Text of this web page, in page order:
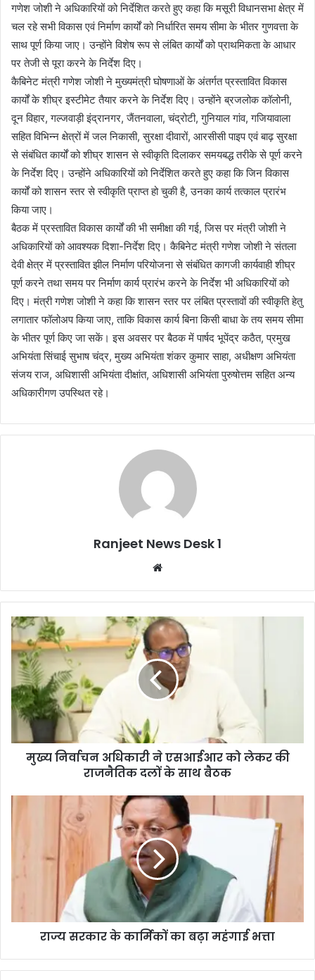
गणेश जोशी ने अधिकारियों को निर्देशित करते हुए कहा कि मसूरी विधानसभा क्षेत्र में
चल रहे सभी विकास एवं निर्माण कार्यों को निर्धारित समय सीमा के भीतर गुणवत्ता के
साथ पूर्ण किया जाए। उन्होंने विशेष रूप से लंबित कार्यों को प्राथमिकता के आधार
पर तेजी से पूरा करने के निर्देश दिए।
कैबिनेट मंत्री गणेश जोशी ने मुख्यमंत्री घोषणाओं के अंतर्गत प्रस्तावित विकास
कार्यों के शीघ्र इस्टीमेट तैयार करने के निर्देश दिए। उन्होंने ब्रजलोक कॉलोनी,
दून विहार, गल्जवाड़ी इंद्रानगर, जैंतनवाला, चंद्रोटी, गुनियाल गांव, गजियावाला
सहित विभिन्न क्षेत्रों में जल निकासी, सुरक्षा दीवारों, आरसीसी पाइप एवं बाढ़ सुरक्षा
से संबंधित कार्यों को शीघ्र शासन से स्वीकृति दिलाकर समयबद्ध तरीके से पूर्ण करने
के निर्देश दिए। उन्होंने अधिकारियों को निर्देशित करते हुए कहा कि जिन विकास
कार्यों को शासन स्तर से स्वीकृति प्राप्त हो चुकी है, उनका कार्य तत्काल प्रारंभ
किया जाए।
बैठक में प्रस्तावित विकास कार्यों की भी समीक्षा की गई, जिस पर मंत्री जोशी ने
अधिकारियों को आवश्यक दिशा-निर्देश दिए। कैबिनेट मंत्री गणेश जोशी ने संतला
देवी क्षेत्र में प्रस्तावित झील निर्माण परियोजना से संबंधित कागजी कार्यवाही शीघ्र
पूर्ण करने तथा समय पर निर्माण कार्य प्रारंभ करने के निर्देश भी अधिकारियों को
दिए। मंत्री गणेश जोशी ने कहा कि शासन स्तर पर लंबित प्रस्तावों की स्वीकृति हेतु
लगातार फॉलोअप किया जाए, ताकि विकास कार्य बिना किसी बाधा के तय समय सीमा
के भीतर पूर्ण किए जा सकें। इस अवसर पर बैठक में पार्षद भूपेंद्र कठैत, प्रमुख
अभियंता सिंचाई सुभाष चंद्र, मुख्य अभियंता शंकर कुमार साहा, अधीक्षण अभियंता
संजय राज, अधिशासी अभियंता दीक्षांत, अधिशासी अभियंता पुरुषोत्तम सहित अन्य
अधिकारीगण उपस्थित रहे।
Ranjeet News Desk 1
te
मुख्य निर्वाचन अधिकारी ने एसआईआर को लेकर की
राजनैतिक दलों के साथ बैठक
राज्य सरकार के कार्मिकों का बढ़ा महंगाई भत्ता